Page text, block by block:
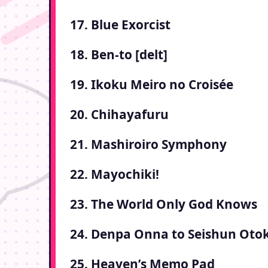
17. Blue Exorcist
18. Ben-to [delt]
19. Ikoku Meiro no Croisée
20. Chihayafuru
21. Mashiroiro Symphony
22. Mayochiki!
23. The World Only God Knows
24. Denpa Onna to Seishun
25. Heaven’s Memo Pad